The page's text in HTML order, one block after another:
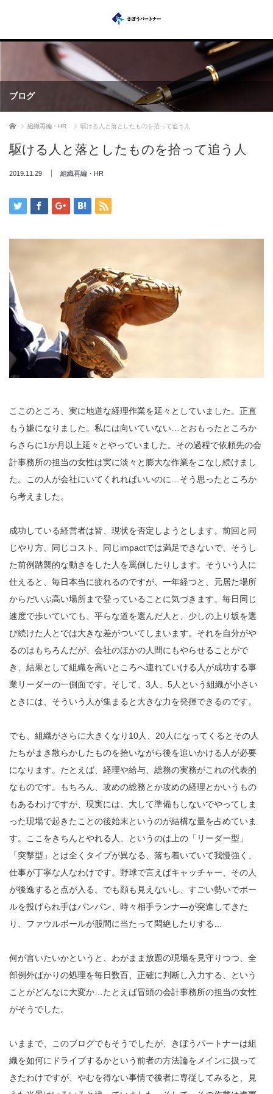
ブログ
ホーム 組織再編・HR 駆ける人と落としたものを拾って追う人
駆ける人と落としたものを拾って追う人
2019.11.29 組織再編・HR
ここのところ、実に地道な経理作業を延々としていました。正直
もう嫌になりました。私には向いていない…とおもったところか
らさらに1か月以上延々とやっていました。その過程で依頼先の会
計事務所の担当の女性は実に淡々と膨大な作業をこなし続けまし
た。この人が会社にいてくれればいいのに…そう思ったところか
ら考えました。
成功している経営者は皆、現状を否定しようとします。前回と同
じやり方、同じコスト、同じimpactでは満足できないで、そうし
た前例踏襲的な動きをした人を罵倒したりします。そういう人に
仕えると、毎日本当に疲れるのですが、一年経つと、元居た場所
からだいぶ高い場所まで登っていることに気づきます。毎日同じ
速度で歩いていても、平らな道を選んだ人と、少しの上り坂を選
び続けた人とでは大きな差がついてしまいます。それを自分がや
るのはもちろんだが、会社のほかの人間にもやらせることがで
き、結果として組織を高いところへ連れていける人が成功する事
業リーダーの一側面です。そして、3人、5人という組織が小さい
ときには、そういう人が集まると大きな力を発揮できるのです。
でも、組織がさらに大きくなり10人、20人になってくるとその人
たちがまき散らかしたものを拾いながら後を追いかける人が必要
になります。たとえば、経理や給与、総務の実務がこれの代表的
なものです。もちろん、攻めの総務とか攻めの経理とかいうもの
もあるわけですが、現実には、大して準備もしないでやってしま
った現場で起きたことの後始末というのが結構な量を占めていま
す。ここをきちんとやれる人、というのは上の「リーダー型」
「突撃型」とは全くタイプが異なる、落ち着いていて我慢強く、
仕事が丁寧な人なわけです。野球で言えばキャッチャー、その人
が後逸すると点が入る。でも顔も見えないし、すごい勢いでボー
ルを投げられ手はパンパン、時々相手ランナ―が突進してきた
り、ファウルボールが股間に当たって悶絶したりする…
何が言いたいかというと、わがまま放題の現場を見守りつつ、全
部例外ばかりの処理を毎日数百、正確に判断し入力する、という
ことがどんなに大変か…たとえば冒頭の会計事務所の担当の女性
がそうでした。
いままで、このブログでもそうでしたが、きぼうパートナーは組
織を如何にドライブするかという前者の方法論をメインに扱って
きたわけですが、やむを得ない事情で後者に専従してみると、見